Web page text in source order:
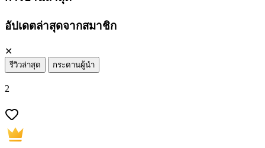
อัปเดตล่าสุดจากสมาชิก
✕
รีวิวล่าสุด กระดานผู้นำ
2